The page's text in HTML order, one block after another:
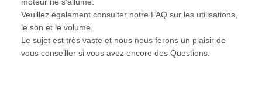
Veuillez également consulter notre FAQ sur les utilisations,
le son et le volume.
Le sujet est très vaste et nous nous ferons un plaisir de
vous conseiller si vous avez encore des Questions.